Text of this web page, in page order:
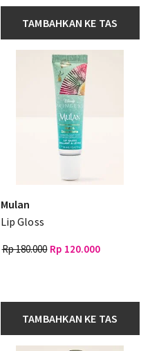
TAMBAHKAN KE TAS
Mulan
Lip Gloss
Rp 180.000 Rp 120.000
TAMBAHKAN KE TAS